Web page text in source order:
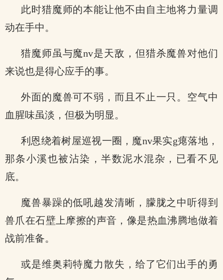
此时猎魔师的本能让他不由自主地将力量调
动在手中。
猎魔师虽与魔nv是天敌，但猎杀魔兽对他们
来说也是得心应手的事。
外面的魔兽可不弱，而且不止一只。空气中
血腥味虽淡，但极为明显。
利恩绕着树屋巡视一圈，魔nv果实g瘪落地，
那条小溪也被沾染，半数泥水混杂，已看不见
底。
魔兽暴躁的低吼越发清晰，朦胧之中听得到
兽爪在石壁上摩擦的声音，像是热血沸腾地做着
战前准备。
或是维奥莉特魔力散失，给了它们出手的勇